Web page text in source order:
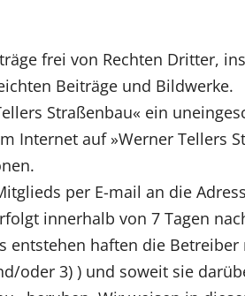
frei von Rechten Dritter,
Beiträge und Bildwerke.
Straßenbau« ein
Internet auf »Werner Tellers
per E-mail an die
innerhalb von 7 Tagen
entstehen haften die
oder 3) ) und soweit sie